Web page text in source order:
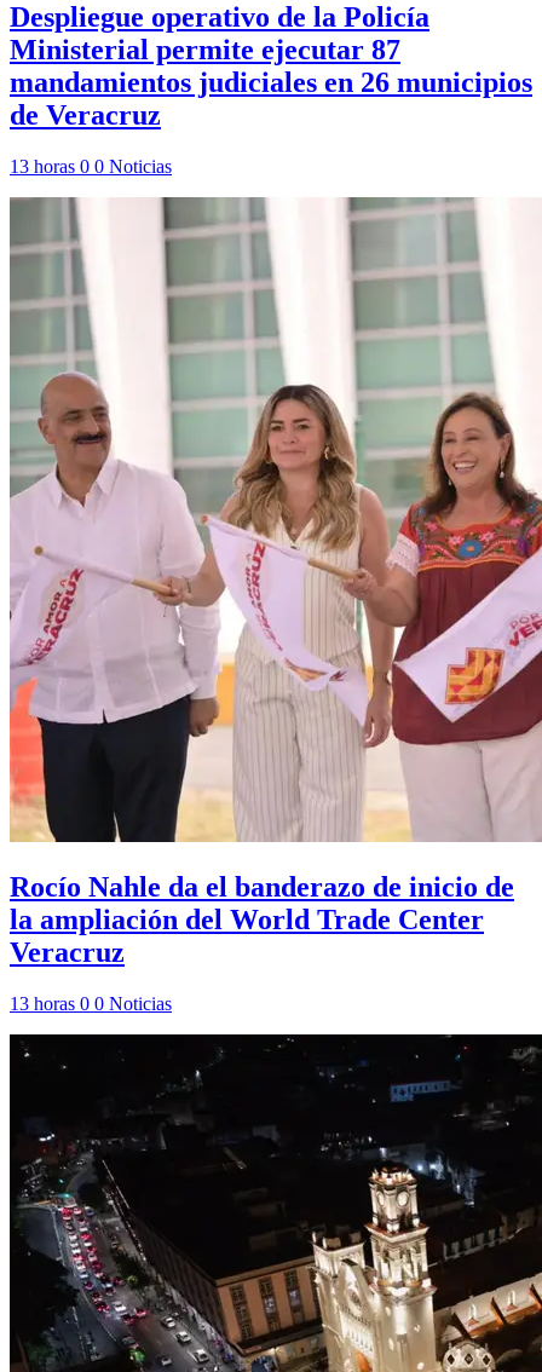
Despliegue operativo de la Policía
Ministerial permite ejecutar 87
mandamientos judiciales en 26 municipios
de Veracruz
13 horas 0 0 Noticias
Rocío Nahle da el banderazo de inicio de
la ampliación del World Trade Center
Veracruz
13 horas 0 0 Noticias